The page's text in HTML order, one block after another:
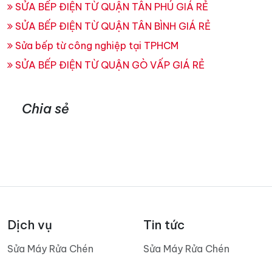
SỬA BẾP ĐIỆN TỪ QUẬN TÂN PHÚ GIÁ RẺ
SỬA BẾP ĐIỆN TỪ QUẬN TÂN BÌNH GIÁ RẺ
Sửa bếp từ công nghiệp tại TPHCM
SỬA BẾP ĐIỆN TỪ QUẬN GÒ VẤP GIÁ RẺ
Chia sẻ
Dịch vụ
Sửa Máy Rửa Chén
Tin tức
Sửa Máy Rửa Chén